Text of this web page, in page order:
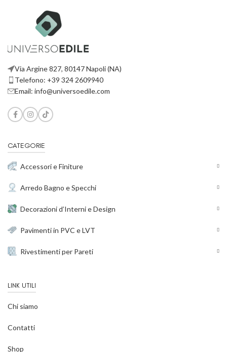
Via Argine 827, 80147 Napoli (NA)
Telefono: +39 324 2609940
Email: info@universoedile.com
CATEGORIE
Accessori e Finiture
Arredo Bagno e Specchi
Decorazioni d’Interni e Design
Pavimenti in PVC e LVT
Rivestimenti per Pareti
LINK UTILI
Chi siamo
Contatti
Shop